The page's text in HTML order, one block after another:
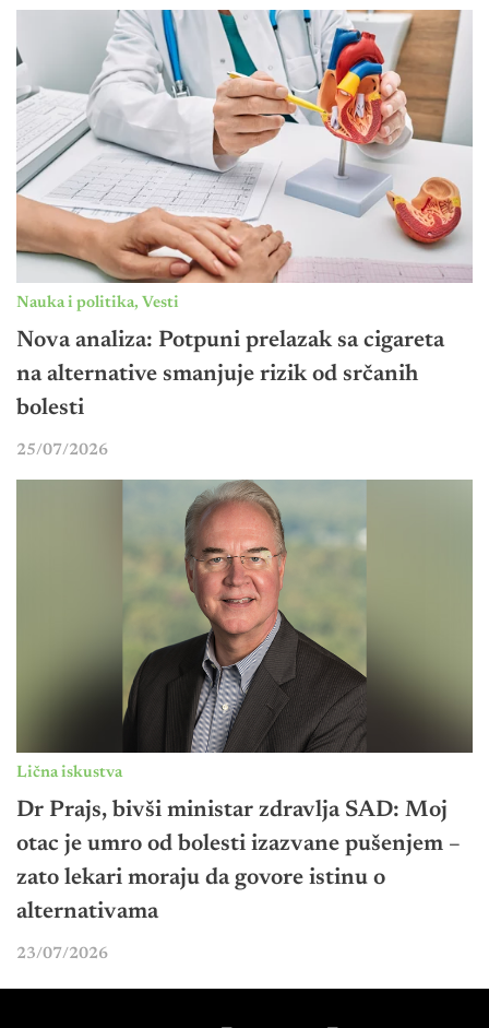
Nauka i politika, Vesti
Nova analiza: Potpuni prelazak sa cigareta
na alternative smanjuje rizik od srčanih
bolesti
25/07/2026
Lična iskustva
Dr Prajs, bivši ministar zdravlja SAD: Moj
otac je umro od bolesti izazvane pušenjem –
zato lekari moraju da govore istinu o
alternativama
23/07/2026